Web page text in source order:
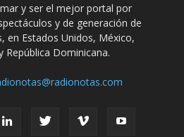
y ser el mejor portal por
y de generación de
en Estados Unidos, México,
República Dominicana.